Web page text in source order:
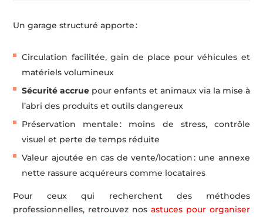
Un garage structuré apporte :
Circulation facilitée, gain de place pour véhicules et
matériels volumineux
Sécurité accrue pour enfants et animaux via la mise à
l’abri des produits et outils dangereux
Préservation mentale : moins de stress, contrôle
visuel et perte de temps réduite
Valeur ajoutée en cas de vente/location : une annexe
nette rassure acquéreurs comme locataires
Pour ceux qui recherchent des méthodes
professionnelles, retrouvez nos astuces pour organiser